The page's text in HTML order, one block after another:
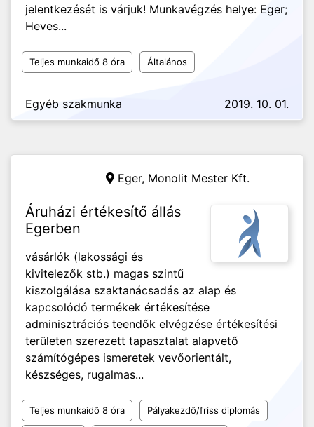
jelentkezését is várjuk! Munkavégzés helye: Eger;
Heves...
Teljes munkaidő 8 óra Általános
Egyéb szakmunka 2019. 10. 01.
Eger, Monolit Mester Kft.
Áruházi értékesítő állás
Egerben
vásárlók (lakossági és
kivitelezők stb.) magas szintű
kiszolgálása szaktanácsadás az alap és
kapcsolódó termékek értékesítése
adminisztrációs teendők elvégzése értékesítési
területen szerezett tapasztalat alapvető
számítógépes ismeretek vevőorientált,
készséges, rugalmas...
Teljes munkaidő 8 óra Pályakezdő/friss diplomás